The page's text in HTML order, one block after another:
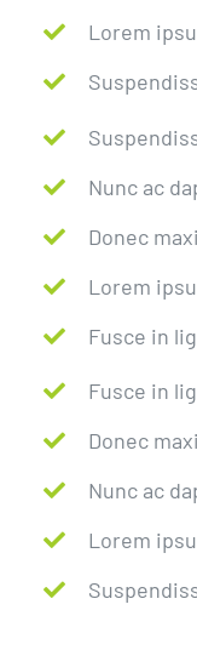
Lorem
Nunc ac
Donec
Lorem
Fusce in
Fusce in
Donec
Nunc ac
Lorem